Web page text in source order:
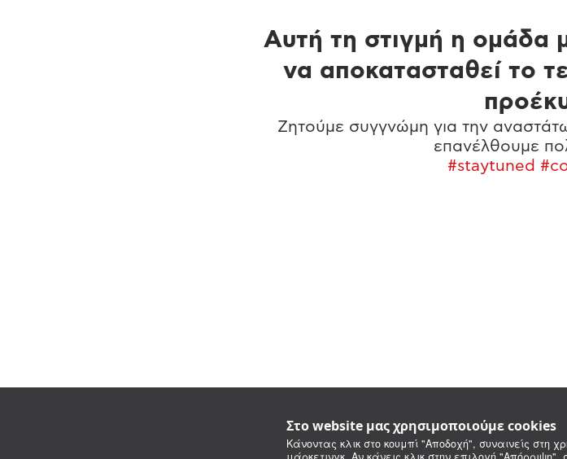
Στο website μας χρησιμοποιούμε cookies
Κάνοντας κλικ στο κουμπί "Αποδοχή", συναινείς στη
Αυτή τη στιγμή η ομάδα
να αποκατασταθεί το
Ζητούμε συγγνώμη για την
επανέλθουμε
#staytuned